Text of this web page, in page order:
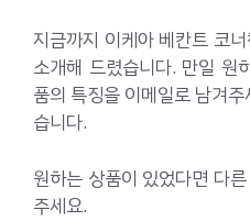
지금까지 이케아 베칸트 코
소개해 드렸습니다. 만일 원
품의 특징을 이메일로 남겨
습니다.
원하는 상품이 있었다면 다
주세요.